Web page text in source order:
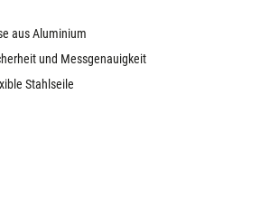
aus Aluminium
und Messgenauigkeit
Stahlseile